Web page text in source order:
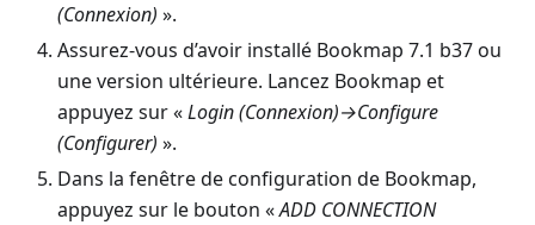
(Connexion) ».
Assurez-vous d’avoir installé Bookmap 7.1 b37 ou
une version ultérieure. Lancez Bookmap et
appuyez sur «Login (Connexion)→Configure
(Configurer) ».
Dans la fenêtre de configuration de Bookmap,
appuyez sur le bouton «ADD CONNECTION